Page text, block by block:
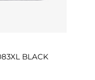
BLACK